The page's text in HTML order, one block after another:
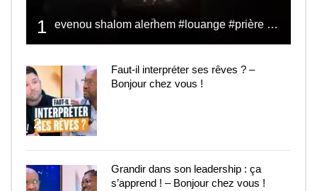
1 evenou shalom alerhem #louange #prière #shalom
2
Faut-il interpréter ses rêves ? –
Bonjour chez vous !
Grandir dans son leadership : ça
s’apprend ! – Bonjour chez vous !